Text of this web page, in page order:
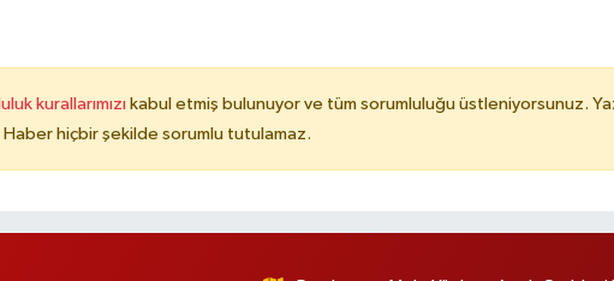
kurallarımızı kabul etmiş bulunuyor ve tüm sorumluluğu üstleniyorsunuz.
hiçbir şekilde sorumlu tutulamaz.